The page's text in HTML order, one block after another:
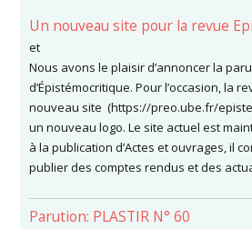
Un nouveau site pour la revue
et
Nous avons le plaisir d’annoncer la
d’Épistémocritique. Pour l’occasion, la
nouveau site (https://preo.ube.fr/
un nouveau logo. Le site actuel est
à la publication d’Actes et ouvrages, il
publier des comptes rendus et des
Parution: PLASTIR N° 60